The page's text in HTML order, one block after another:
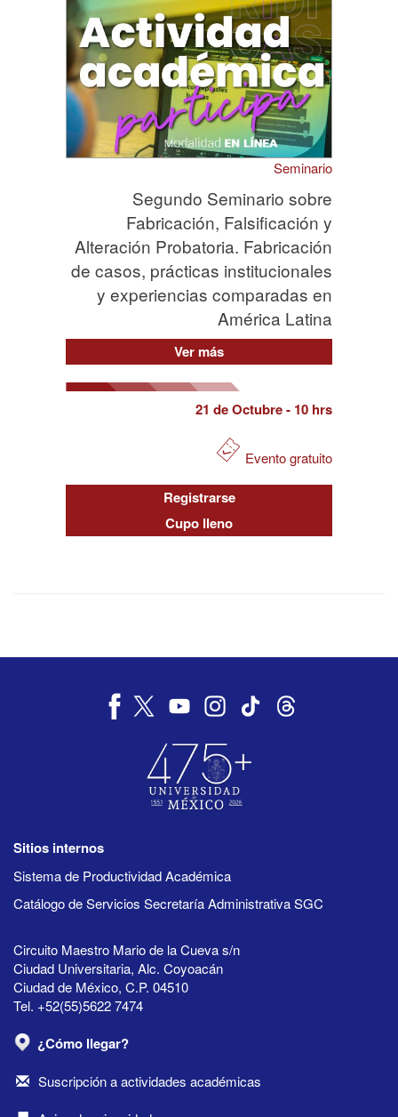
Seminario
Segundo Seminario sobre
Fabricación, Falsificación y
Alteración Probatoria. Fabricación
de casos, prácticas institucionales
y experiencias comparadas en
América Latina
Ver más
21 de Octubre- 10 hrs
Evento gratuito
Registrarse
Cupo lleno
Sitios internos
Sistema de Productividad Académica
Catálogo de Servicios Secretaría Administrativa SGC
Circuito Maestro Mario de la Cueva s/n
Ciudad Universitaria, Alc. Coyoacán
Ciudad de México, C.P. 04510
Tel. +52(55)5622 7474
¿Cómo llegar?
Suscripción a actividades académicas